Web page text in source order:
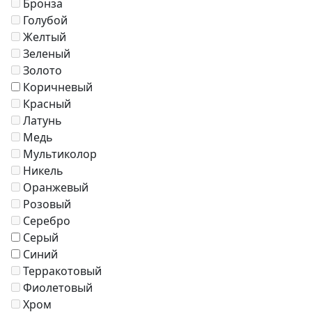
Журнальные столики
Диваны
Аксессуары
Бронза
Голубой
Желтый
Зеленый
Золото
Коричневый
Красный
Латунь
Медь
Мультиколор
Никель
Оранжевый
Розовый
Серебро
Серый
Синий
Терракотовый
Фиолетовый
Хром